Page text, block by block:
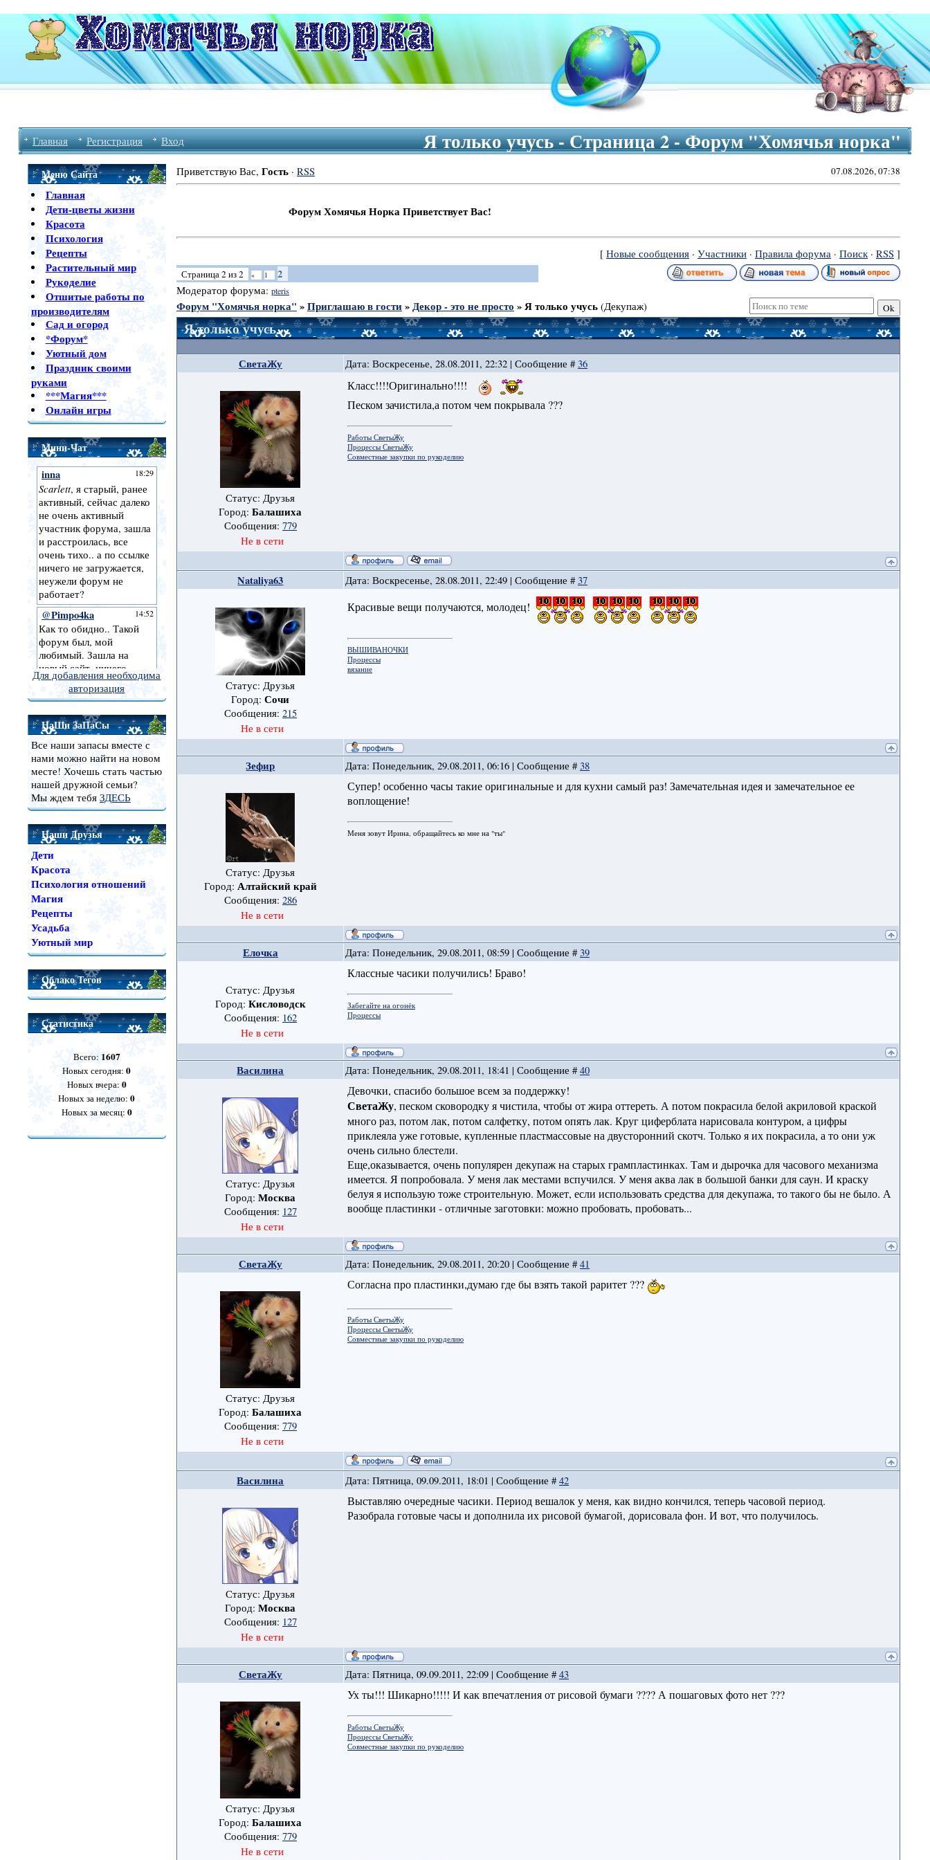
Главная Регистрация Вход Я только учусь - Страница 2 - Форум "Хомячья норка"
Меню Сайта
Главная
Дети-цветы жизни
Красота
Психология
Рецепты
Растительный мир
Рукоделие
Отшитые работы по
производителям
Сад и огород
*Форум*
Уютный дом
Праздник своими
руками
***Магия***
Онлайн игры
Мини-Чат
Для добавления необходима
авторизация
НаШи ЗаПаСы
Все наши запасы вместе с
нами можно найти на новом
месте! Хочешь стать частью
нашей дружной семьи?
Мы ждем тебя ЗДЕСЬ
Наши Друзья
Дети
Красота
Психология отношений
Магия
Рецепты
Усадьба
Уютный мир
Облако Тегов
Статистика
Всего: 1607
Новых сегодня:0
Новых вчера: 0
Новых за неделю:0
Новых за месяц: 0
Приветствую Вас, Гость· RSS 07.08.2026, 07:38
Форум Хомячья Норка Приветствует Вас!
[ Новые сообщения· Участники· Правила форума· Поиск· RSS]
Страница2из2 « 1 2
Модератор форума: pteris
Форум "Хомячья норка" »Приглашаю в гости»Декор - это не просто »Я только учусь (Декупаж)
Я только учусь
СветаЖу Дата: Воскресенье, 28.08.2011, 22:32 | Сообщение #36
Статус: Друзья
Город:Балашиха
Сообщения: 779
Не в сети
Класс!!!!Оригинально!!!!
Песком зачистила,а потом чем покрывала ???
Работы СветыЖу
Процессы СветыЖу
Совместные закупки по рукоделию
Nataliya63 Дата: Воскресенье, 28.08.2011, 22:49 | Сообщение #37
Статус: Друзья
Город:Сочи
Сообщения: 215
Не в сети
Красивые вещи получаются, молодец!
ВЫШИВАНОЧКИ
Процессы
вязание
Зефир Дата: Понедельник, 29.08.2011, 06:16 | Сообщение #38
Статус: Друзья
Город: Алтайский край
Сообщения: 286
Не в сети
Супер! особенно часы такие оригинальные и для кухни самый раз! Замечательная идея и замечательное ее
воплощение!
Меня зовут Ирина, обращайтесь ко мне на "ты"
Елочка Дата: Понедельник, 29.08.2011, 08:59 | Сообщение #39
Статус: Друзья
Город: Кисловодск
Сообщения: 162
Не в сети
Классные часики получились! Браво!
Забегайте на огонёк
Процессы
Василина Дата: Понедельник, 29.08.2011, 18:41 | Сообщение #40
Статус: Друзья
Город:Москва
Сообщения: 127
Не в сети
Девочки, спасибо большое всем за поддержку!
СветаЖу, песком сковородку я чистила, чтобы от жира оттереть. А потом покрасила белой акриловой краской
много раз, потом лак, потом салфетку, потом опять лак. Круг циферблата нарисовала контуром, а цифры
приклеяла уже готовые, купленные пластмассовые на двусторонний скотч. Только я их покрасила, а то они уж
очень сильно блестели.
Еще,оказывается, очень популярен декупаж на старых грампластинках. Там и дырочка для часового механизма
имеется. Я попробовала. У меня лак местами вспучился. У меня аква лак в большой банки для саун. И краску
белуя я использую тоже строительную. Может, если использовать средства для декупажа, то такого бы не было. А
вообще пластинки - отличные заготовки: можно пробовать, пробовать...
СветаЖу Дата: Понедельник, 29.08.2011, 20:20 | Сообщение #41
Статус: Друзья
Город:Балашиха
Сообщения: 779
Не в сети
Согласна про пластинки,думаю где бы взять такой раритет ???
Работы СветыЖу
Процессы СветыЖу
Совместные закупки по рукоделию
Василина Дата: Пятница, 09.09.2011, 18:01 | Сообщение #42
Статус: Друзья
Город:Москва
Сообщения: 127
Не в сети
Выставляю очередные часики. Период вешалок у меня, как видно кончился, теперь часовой период.
Разобрала готовые часы и дополнила их рисовой бумагой, дорисовала фон. И вот, что получилось.
СветаЖу Дата: Пятница, 09.09.2011, 22:09 | Сообщение #43
Статус: Друзья
Город:Балашиха
Сообщения: 779
Не в сети
Ух ты!!! Шикарно!!!!! И как впечатления от рисовой бумаги ???? А пошаговых фото нет ???
Работы СветыЖу
Процессы СветыЖу
Совместные закупки по рукоделию